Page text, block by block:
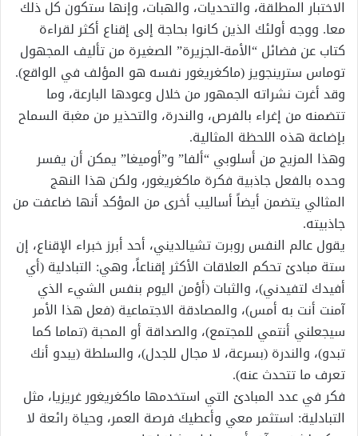
الاختبار المطلقة، والتحديات، والهبات، وإنها ستكون كل ذلك
معا. ووجه أولئك الذين كانوا بحاجة إلى إقناع أكثر لقراءة
كتاب عن فضائل “الأمة-الجزيرة” الصغيرة من تأليف المجهول
توماس سترينجويز (ماكغريغور نفسه هو المؤلف في الواقع).
وقد أغرت نشراته الجمهور من خلال وعودها البارعة، وما
تتضمنه من إغراء بالفرص، والندرة، والتحذير من مغبة السماح
بإضاعة هذه اللحظة المثالية.
وهذا المزيج من أسلوبي “ألفا” و”أوميغا” يمكن أن يفسر
وحده بالفعل جاذبية فكرة ماكغريغور، ولكن هذا النهج
المثالي يتضمن أيضاً أساليب أخرى من المؤكد أنها ضاعفت من
جاذبيته.
يقول عالم النفس روبرت تشيالديني، أحد أبرز خبراء الإقناع، إن
ستة مبادئ تحكم العلاقات الأكثر إقناعاً، وهي: التبادلية (أي
أفيدك لتفيدني)، والثبات (أؤمن اليوم بنفس الشيء الذي
آمنت أنت به أمس)، والمصادقة الاجتماعية (فعل هذا الأمر
سيجعلني أنتمي للمجتمع)، والصداقة أو المحبة (تماما كما
تبدو)، والندرة (بسرعة، لا مجال للجدل)، والسلطة (يبدو أنك
تعرف ما تتحدث عنه).
فكر في عدد المبادئ التي استخدمها ماكغريغور غريزيا، مثل
التبادلية: استثمر معي وأعطيك فرصة العمر، وحياة رائعة لا